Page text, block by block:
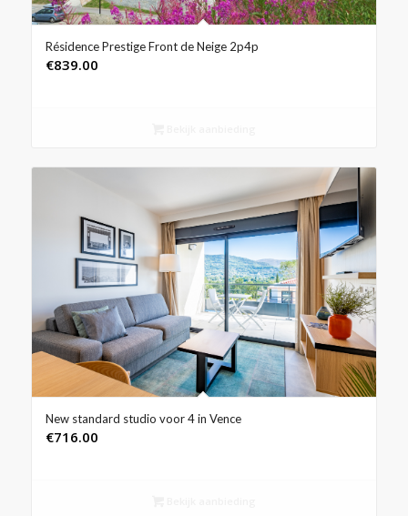
Résidence Prestige Front de Neige 2p4p
€839.00
New standard studio voor 4 in Vence
€716.00